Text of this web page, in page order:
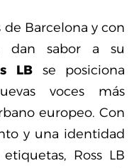
de Barcelona y con
dan sabor a su
LB se posiciona
voces más
europeo. Con
y una identidad
Ross LB